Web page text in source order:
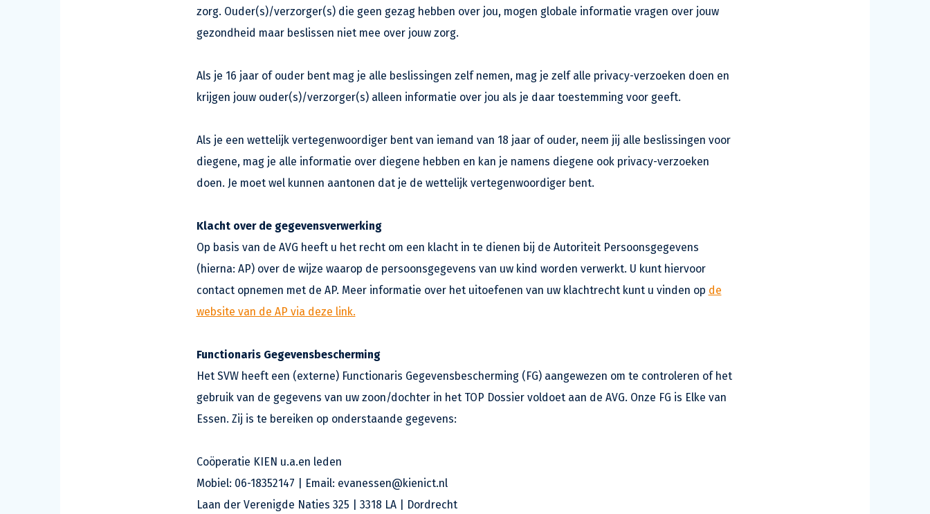
zorg. Ouder(s)/verzorger(s) die geen gezag hebben over jou, mogen globale informatie vragen over jouw
gezondheid maar beslissen niet mee over jouw zorg.
Als je 16 jaar of ouder bent mag je alle beslissingen zelf nemen, mag je zelf alle privacy-verzoeken doen en
krijgen jouw ouder(s)/verzorger(s) alleen informatie over jou als je daar toestemming voor geeft.
Als je een wettelijk vertegenwoordiger bent van iemand van 18 jaar of ouder, neem jij alle beslissingen voor
diegene, mag je alle informatie over diegene hebben en kan je namens diegene ook privacy-verzoeken
doen. Je moet wel kunnen aantonen dat je de wettelijk vertegenwoordiger bent.
Klacht over de gegevensverwerking
Op basis van de AVG heeft u het recht om een klacht in te dienen bij de Autoriteit Persoonsgegevens
(hierna: AP) over de wijze waarop de persoonsgegevens van uw kind worden verwerkt. U kunt hiervoor
contact opnemen met de AP. Meer informatie over het uitoefenen van uw klachtrecht kunt u vinden op de
website van de AP via deze link.
Functionaris Gegevensbescherming
Het SVW heeft een (externe) Functionaris Gegevensbescherming (FG) aangewezen om te controleren of het
gebruik van de gegevens van uw zoon/dochter in het TOP Dossier voldoet aan de AVG. Onze FG is Elke van
Essen. Zij is te bereiken op onderstaande gegevens:
Coöperatie KIEN u.a.en leden
Mobiel: 06-18352147 | Email: evanessen@kienict.nl
Laan der Verenigde Naties 325 | 3318 LA | Dordrecht